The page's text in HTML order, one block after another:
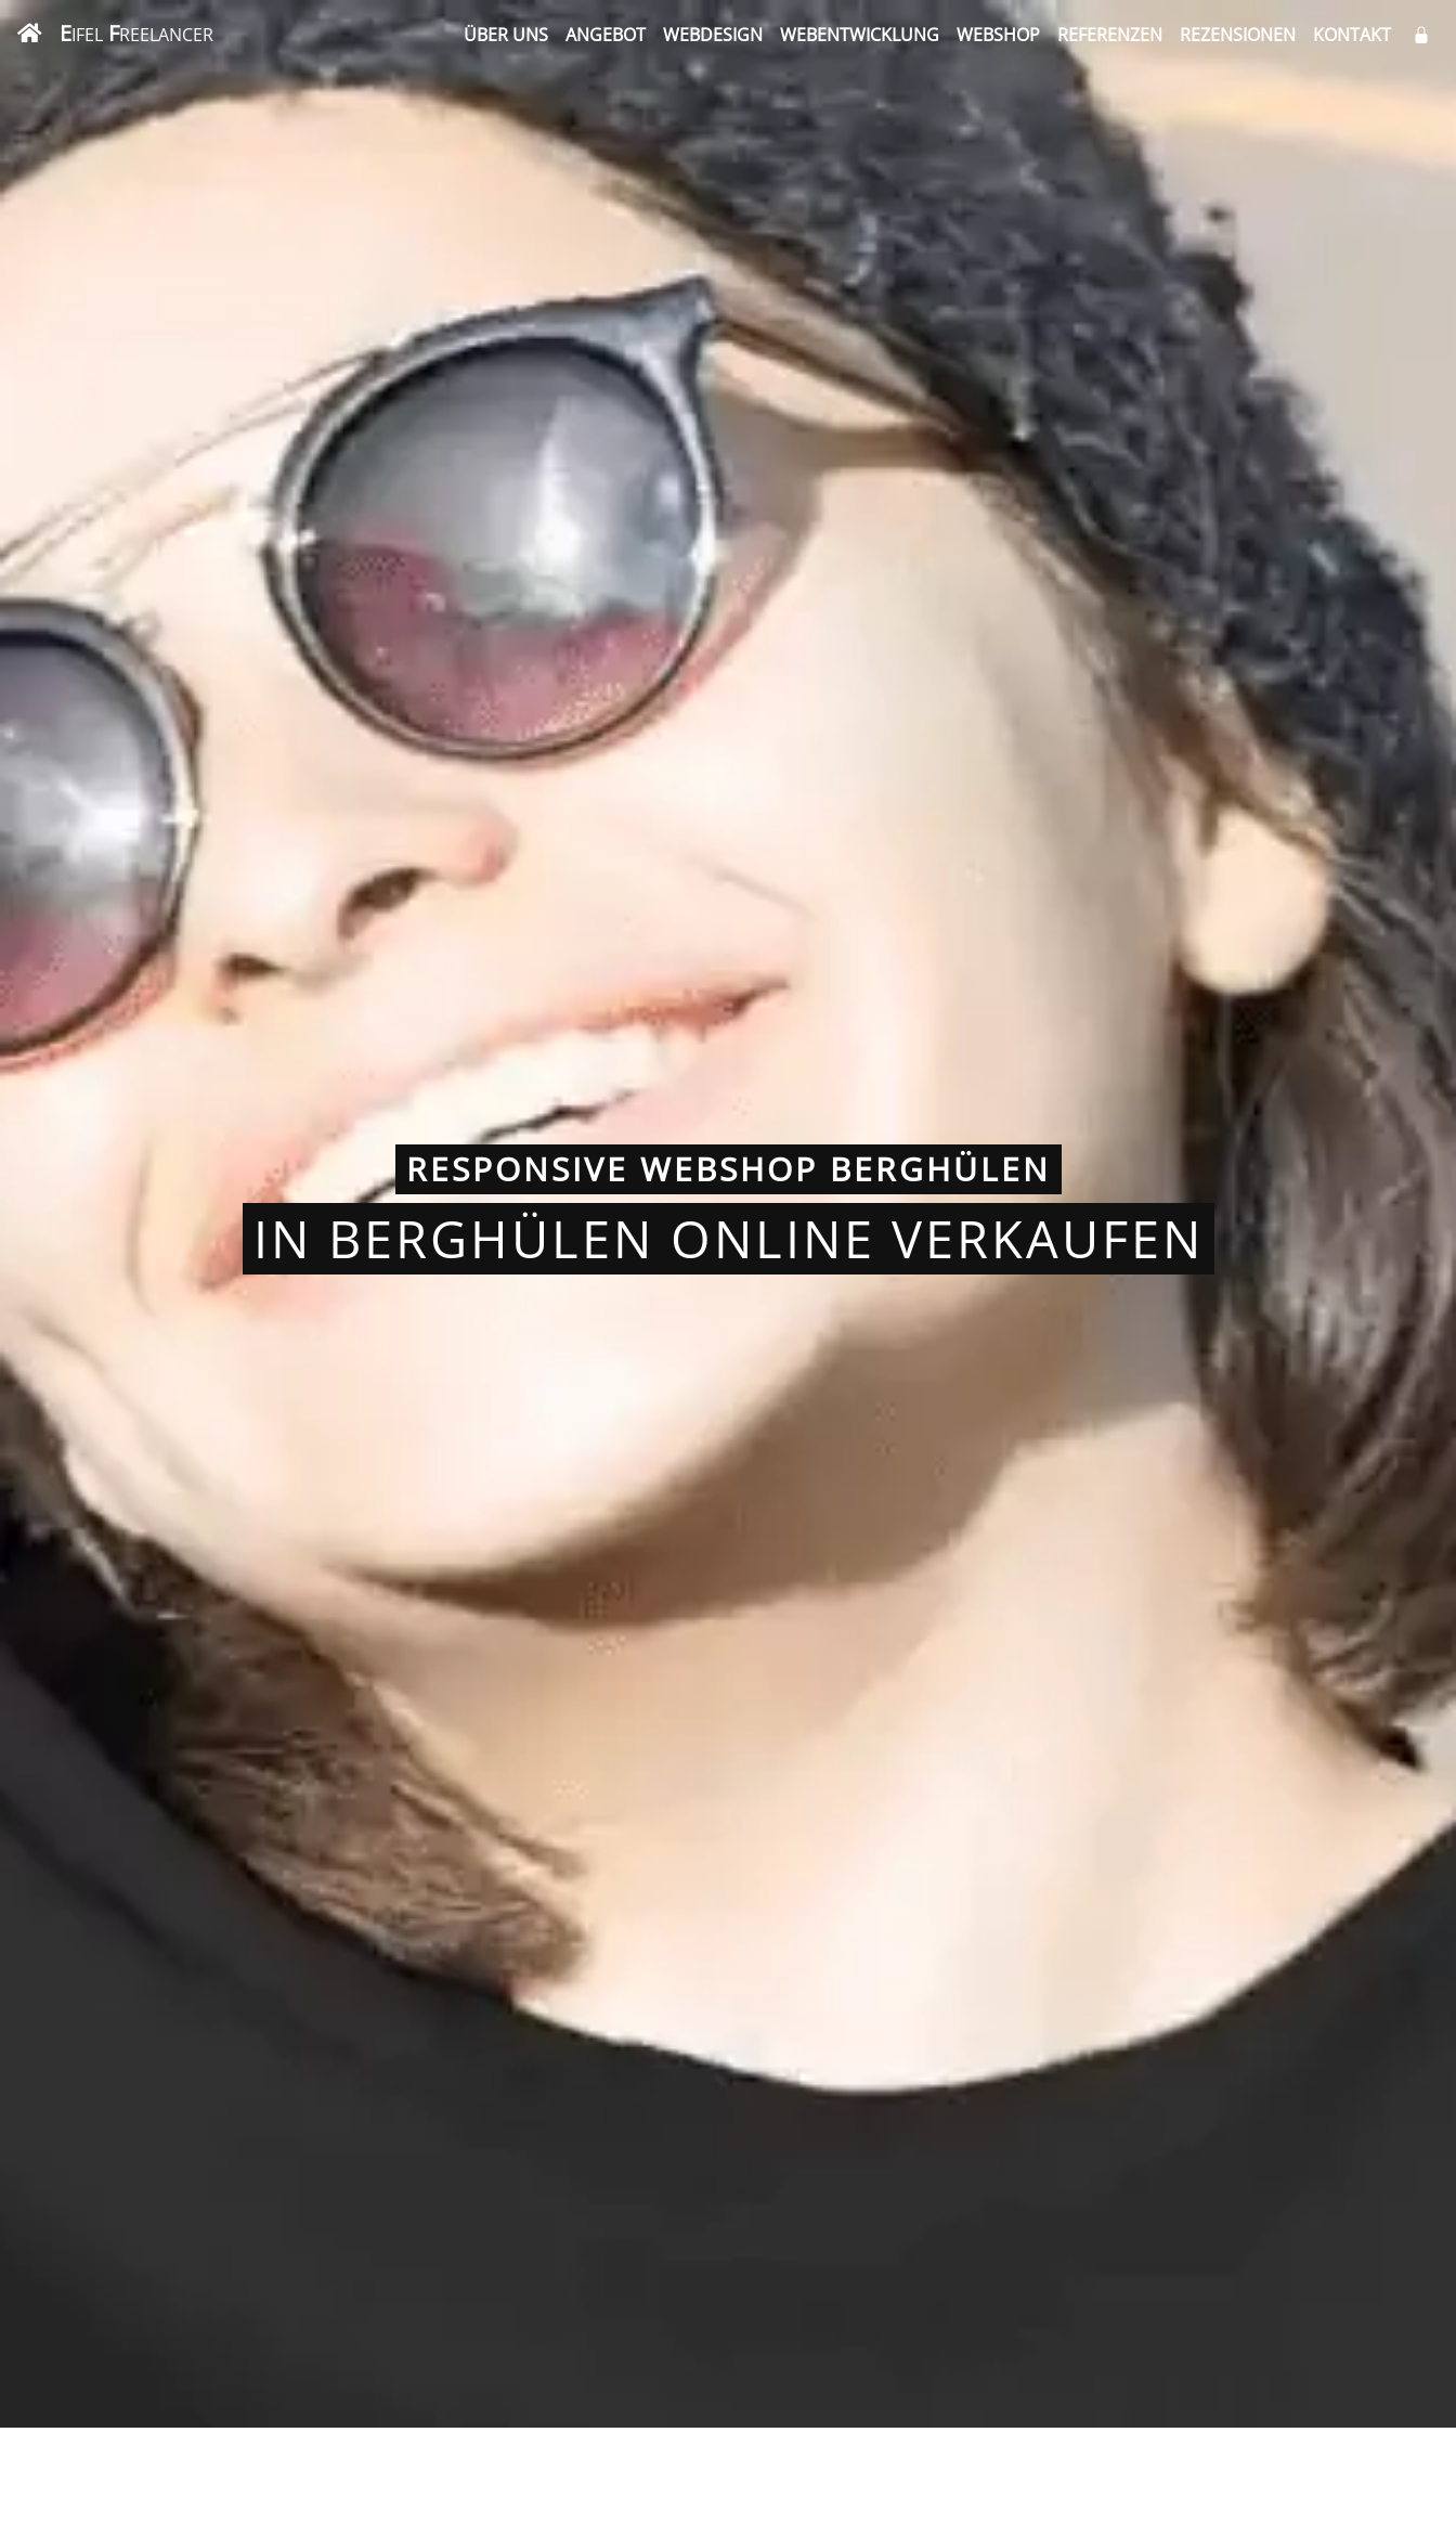
EIFEL FREELANCER ÜBER UNS ANGEBOT WEBDESIGN WEBENTWICKLUNG WEBSHOP REFERENZEN REZENSIONEN KONTAKT
RESPONSIVE WEBSHOP BERGHÜLEN
IN BERGHÜLEN ONLINE VERKAUFEN